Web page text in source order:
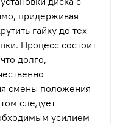
придерживая
гайку до тех
Процесс состоит
долго,
смены положения
следует
усилием